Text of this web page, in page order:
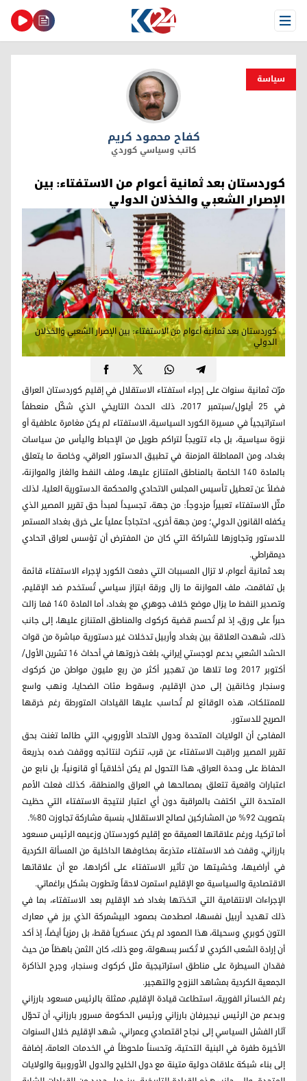
Open Menu
سیاسة
كفاح محمود كریم
كفاح محمود كریم
كاتب وسياسي كوردي
كوردستان بعد ثمانية أعوام من الاستفتاء: بين
الإصرار الشعبي والخذلان الدولي
كوردستان بعد ثمانية أعوام من الاستفتاء: بين الإصرار الشعبي والخذلان
الدولي
مرّت ثمانية سنوات على إجراء استفتاء الاستقلال في إقليم كوردستان العراق
في 25 أيلول/سبتمبر 2017، ذلك الحدث التاريخي الذي شكّل منعطفاً
استراتيجياً في مسيرة الكورد السياسية، الاستفتاء لم يكن مغامرة عاطفية أو
نزوة سياسية، بل جاء تتويجاً لتراكم طويل من الإحباط واليأس من سياسات
بغداد، ومن المماطلة المزمنة في تطبيق الدستور العراقي، وخاصة ما يتعلق
بالمادة 140 الخاصة بالمناطق المتنازع عليها، وملف النفط والغاز والموازنة،
فضلاً عن تعطيل تأسيس المجلس الاتحادي والمحكمة الدستورية العليا، لذلك
مثّل الاستفتاء تعبيراً مزدوجاً: من جهة، تجسيداً لمبدأ حق تقرير المصير الذي
يكفله القانون الدولي؛ ومن جهة أخرى، احتجاجاً عملياً على خرق بغداد المستمر
للدستور وتجاوزها للشراكة التي كان من المفترض أن تؤسس لعراق اتحادي
ديمقراطي.
بعد ثمانية أعوام، لا تزال المسببات التي دفعت الكورد لإجراء الاستفتاء قائمة
بل تفاقمت، ملف الموازنة ما زال ورقة ابتزاز سياسي تُستخدم ضد الإقليم،
وتصدير النفط ما يزال موضع خلاف جوهري مع بغداد، أما المادة 140 فما زالت
حبراً على ورق، إذ لم تُحسم قضية كركوك والمناطق المتنازع عليها، إلى جانب
ذلك، شهدت العلاقة بين بغداد وأربيل تدخلات غير دستورية مباشرة من قوات
الحشد الشعبي بدعم لوجستي إيراني، بلغت ذروتها في أحداث 16 تشرين الأول/
أكتوبر 2017 وما تلاها من تهجير أكثر من ربع مليون مواطن من كركوك
وسنجار وخانقين إلى مدن الإقليم، وسقوط مئات الضحايا، ونهب واسع
للممتلكات، هذه الوقائع لم تُحاسب عليها القيادات المتورطة رغم خرقها
الصريح للدستور.
المفاجئ أن الولايات المتحدة ودول الاتحاد الأوروبي، التي طالما تغنت بحق
تقرير المصير وراقبت الاستفتاء عن قرب، تنكرت لنتائجه ووقفت ضده بذريعة
الحفاظ على وحدة العراق، هذا التحول لم يكن أخلاقياً أو قانونياً، بل نابع من
اعتبارات واقعية تتعلق بمصالحها في العراق والمنطقة، كذلك فعلت الأمم
المتحدة التي اكتفت بالمراقبة دون أي اعتبار لنتيجة الاستفتاء التي حظيت
بتصويت 92% من المشاركين لصالح الاستقلال، بنسبة مشاركة تجاوزت 80%.
أما تركيا، ورغم علاقاتها العميقة مع إقليم كوردستان وزعيمه الرئيس مسعود
بارزاني، وقفت ضد الاستفتاء متذرعة بمخاوفها الداخلية من المسألة الكردية
في أراضيها، وخشيتها من تأثير الاستفتاء على أكرادها، مع أن علاقاتها
الاقتصادية والسياسية مع الإقليم استمرت لاحقاً وتطورت بشكل براغماتي.
الإجراءات الانتقامية التي اتخذتها بغداد ضد الإقليم بعد الاستفتاء، بما في
ذلك تهديد أربيل نفسها، اصطدمت بصمود البيشمركة الذي برز في معارك
التون كوبري وسحيلة، هذا الصمود لم يكن عسكرياً فقط، بل رمزياً أيضاً، إذ أكد
أن إرادة الشعب الكردي لا تُكسر بسهولة، ومع ذلك، كان الثمن باهظاً من حيث
فقدان السيطرة على مناطق استراتيجية مثل كركوك وسنجار، وجرح الذاكرة
الجمعية الكردية بمشاهد النزوح والتهجير.
رغم الخسائر الفورية، استطاعت قيادة الإقليم، ممثلة بالرئيس مسعود بارزاني
وبدعم من الرئيس نيجيرفان بارزاني ورئيس الحكومة مسرور بارزاني، أن تحوّل
آثار الفشل السياسي إلى نجاح اقتصادي وعمراني، شهد الإقليم خلال السنوات
الأخيرة طفرة في البنية التحتية، وتحسناً ملحوظاً في الخدمات العامة، إضافة
إلى بناء شبكة علاقات دولية متينة مع دول الخليج والدول الأوروبية والولايات